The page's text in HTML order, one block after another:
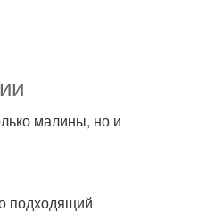
малины, но и
подходящий